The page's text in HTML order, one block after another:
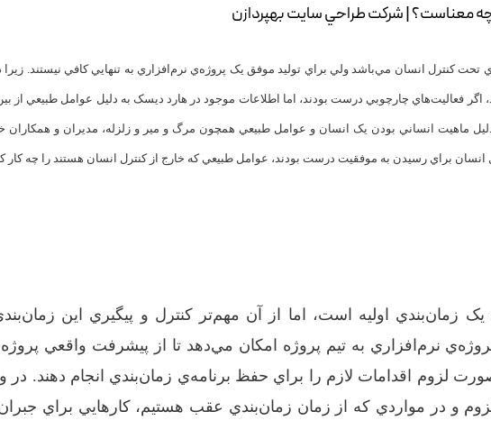
معناست؟ | شرکت طراحي سايت بهپردازن
تحت کنترل انسان مي‌باشد ولي براي توليد موفق يک پروژه‌ي نرم‌افزاري به تنهايي کافي نيستند. زيرا
اگر فعاليت‌هاي چارچوبي درست بودند، اما اطلاعات موجود در هارد ديسک به دليل عوامل طبيعي از بين
دليل ماهيت انساني بودن يک انسان و عوامل طبيعي همچون مرگ و مير و زلزله، مديران و همکاران
انسان براي رسيدن به موفقيت درست بودند، عوامل طبيعي که خارج از کنترل انسان هستند را چه کار
زمان‌بندي اوليه است، اما از آن مهم‌تر کنترل و پيگيري اين
نرم‌افزاري ‏به تيم پروژه امکان مي‌دهد تا از پيشرفت واقعي پروژه
لزوم اقدامات لازم را براي حفظ برنامه‌ي زمان‌بندي انجام دهند. در
و در مواردي که از زمان زمان‌بندي عقب هستيم، کارهايي براي